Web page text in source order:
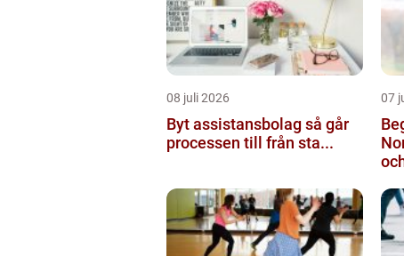
08 juli 2026
Byt assistansbolag så går
processen till från sta...
07